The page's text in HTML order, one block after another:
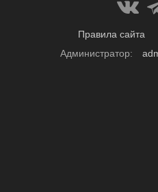
Правила сайта
Администратор: